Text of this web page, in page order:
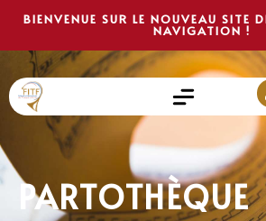
BIENVENUE SUR LE NOUVEAU SITE
NAVIGATION !
PARTOTHÈQUE